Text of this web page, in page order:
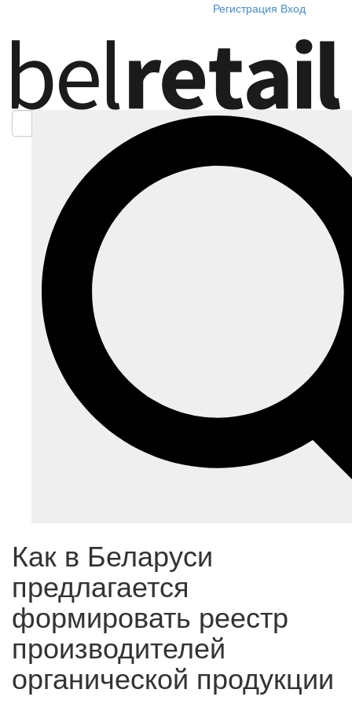
Регистрация Вход
Как в Беларуси
предлагается
формировать реестр
производителей
органической продукции